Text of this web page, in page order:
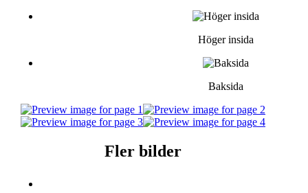
Höger insida
Baksida
Fler bilder